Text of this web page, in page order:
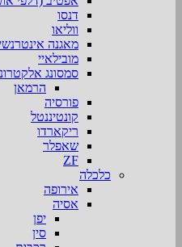
דנסו
ווליאו
מאגנה
מובילאיי
סמסונג
הרמאן
פורסיה
קונטיננטל
ריקארדו
שאפלר
ZF
כלכלה
אירופה
אסיה
יפן
סין